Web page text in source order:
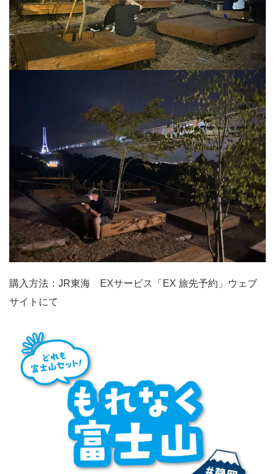
購入方法：JR東海 EXサービス「EX 旅先予約」ウェブ
サイトにて